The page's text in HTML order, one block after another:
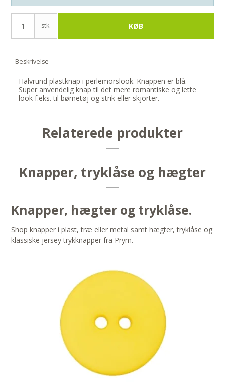
stk. KØB
Beskrivelse
Halvrund plastknap i perlemorslook. Knappen er blå.
Super anvendelig knap til det mere romantiske og lette
look f.eks. til børnetøj og strik eller skjorter.
Relaterede produkter
Knapper, tryklåse og hægter
Knapper, hægter og tryklåse.
Shop knapper i plast, træ eller metal samt hægter, tryklåse og
klassiske jersey trykknapper fra Prym.